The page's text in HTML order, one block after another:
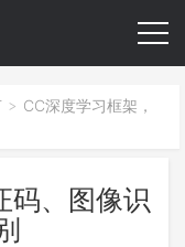
> CC深度学习框架，
码、图像识